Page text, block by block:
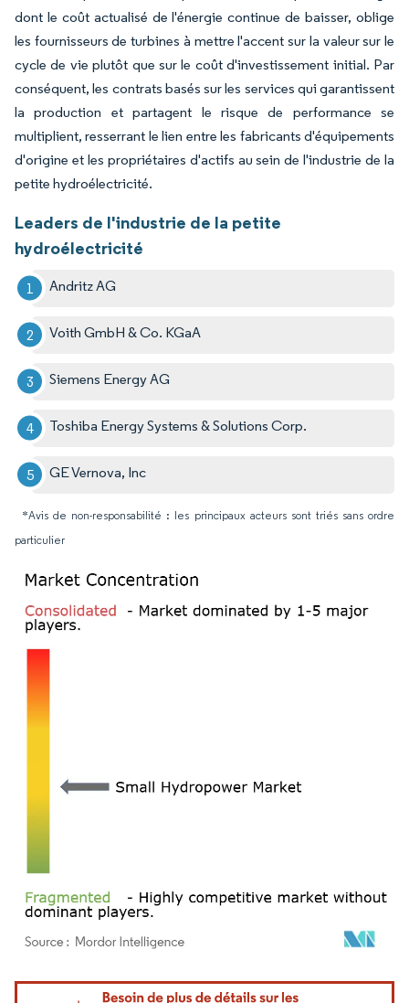
dont le coût actualisé de l'énergie continue de baisser, oblige
les fournisseurs de turbines à mettre l'accent sur la valeur sur le
cycle de vie plutôt que sur le coût d'investissement initial. Par
conséquent, les contrats basés sur les services qui garantissent
la production et partagent le risque de performance se
multiplient, resserrant le lien entre les fabricants d'équipements
d'origine et les propriétaires d'actifs au sein de l'industrie de la
petite hydroélectricité.
Leaders de l'industrie de la petite
hydroélectricité
Andritz AG
Voith GmbH & Co. KGaA
Siemens Energy AG
Toshiba Energy Systems & Solutions Corp.
GE Vernova, Inc
*Avis de non-responsabilité : les principaux acteurs sont triés sans ordre
particulier
Image © Mordor Intelligence. La réutilisation nécessite une attribution sous CC BY